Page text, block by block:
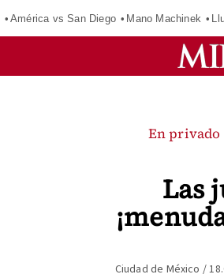
América vs San Diego Mano Machinek
Las
En privado
Ciudad de México /